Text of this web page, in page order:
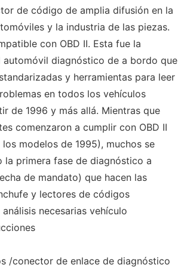
de código de amplia difusión en la
y la industria de las piezas.
con OBD II. Esta fue la
automóvil diagnóstico de a bordo que
y herramientas para leer
en todos los vehículos
de 1996 y más allá. Mientras que
comenzaron a cumplir con OBD II
modelos de 1995), muchos se
la primera fase de diagnóstico a
de mandato) que hacen las
y lectores de códigos
necesarias vehículo
/conector de enlace de diagnóstico